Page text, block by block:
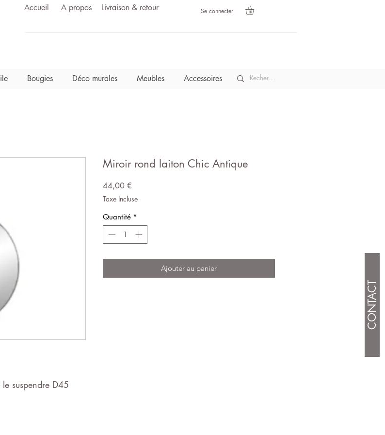
Accueil A propos Livraison & retour Se connecter
Bougies Déco murales Meubles Accessoires
CONTACT
suspendre D45
Miroir rond laiton Chic Antique
44,00 €
Taxe Incluse
Quantité *
Ajouter au panier